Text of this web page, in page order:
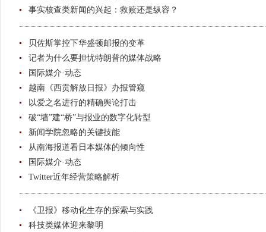
事实核查类新闻的兴起：救赎还是纵容？
贝佐斯掌控下华盛顿邮报的变革
记者为什么要担忧特朗普的媒体战略
国际媒介·动态
越南《西贡解放日报》办报管窥
以爱之名进行的精确舆论打击
破“墙”建“桥”与报业的数字化转型
新闻学院忽略的关键技能
从南海报道看日本媒体的倾向性
国际媒介·动态
Twitter近年经营策略解析
《卫报》移动化生存的探索与实践
科技类媒体迎来黎明